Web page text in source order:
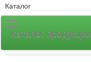
Каталог
Каталог продукции